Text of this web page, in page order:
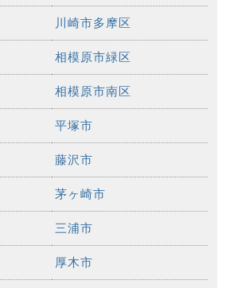
川崎市多摩区
相模原市緑区
相模原市南区
平塚市
藤沢市
茅ヶ崎市
三浦市
厚木市